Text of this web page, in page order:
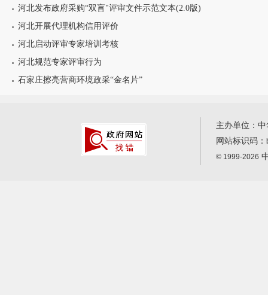
河北发布政府采购“双盲"评审文件示范文本(2.0版)
河北开展代理机构信用评价
河北启动评审专家培训考核
河北规范专家评审行为
石家庄擦亮营商环境政采“金名片”
主办单位：
网站标识码：
© 1999-2026